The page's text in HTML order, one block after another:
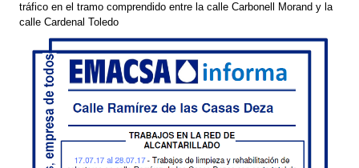
tráfico en el tramo comprendido entre la calle Carbonell Morand y la
calle Cardenal Toledo